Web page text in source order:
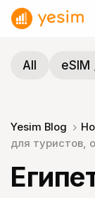
Skip
All
eSIM
Yesim Blog
для туристов,